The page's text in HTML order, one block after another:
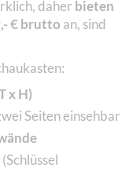
daherbieten
€ brutto an, sind
x H)
Seiten einsehbar
(Schlüssel